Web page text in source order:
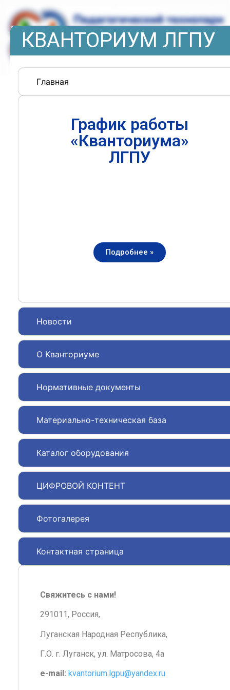
КВАНТОРИУМ ЛГПУ
Главная
Новости
О Кванториуме
Нормативные документы
Материально-техническая база
Каталог оборудования
ЦИФРОВОЙ КОНТЕНТ
Фотогалерея
Контактная страница
График работы
«Кванториума»
ЛГПУ
Подробнее »
Свяжитесь с нами!
291011, Россия,
Луганская Народная Республика,
Г.О. г. Луганск, ул. Матросова, 4а
e-mail: kvantorium.lgpu@yandex.ru